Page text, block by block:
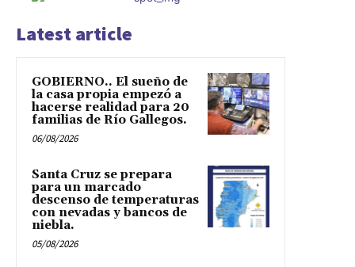
Latest article
GOBIERNO.. El sueño de
la casa propia empezó a
hacerse realidad para 20
familias de Río Gallegos.
06/08/2026
Santa Cruz se prepara
para un marcado
descenso de temperaturas
con nevadas y bancos de
niebla.
05/08/2026